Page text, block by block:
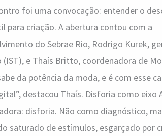
foi uma convocação: entender o
para criação. A abertura contou com a
do Sebrae Rio, Rodrigo Kurek,
e Thaís Britto, coordenadora de
da potência da moda, e é com esse
destacou Thaís. Disforia como eixo
disforia. Não como diagnóstico,
saturado de estímulos, esgarçado por